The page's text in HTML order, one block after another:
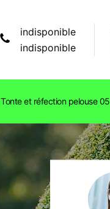
indisponible
indisponible
Tonte et réfection pelouse 05